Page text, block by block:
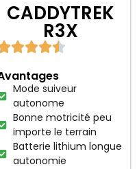
CADDYTREK
R3X
Mode suiveur
autonome
Bonne motricité peu
importe le terrain
Batterie lithium longue
autonomie